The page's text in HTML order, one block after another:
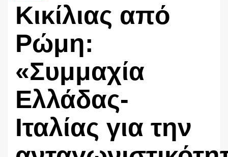
Κικίλιας από
Ρώμη:
«Συμμαχία
Ελλάδας-
Ιταλίας για την